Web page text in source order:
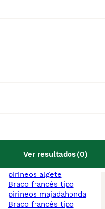
Ver resultados(0)
de los reyes
pirineos algete
braco francés tipo
pirineos majadahonda
braco francés tipo